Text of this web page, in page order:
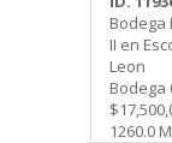
Bodega
II en
Leon
Bodega
1260.0 M